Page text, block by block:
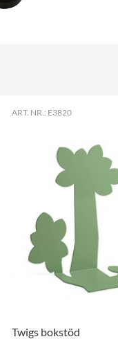
ART. NR.: E3820
Twigs bokstöd